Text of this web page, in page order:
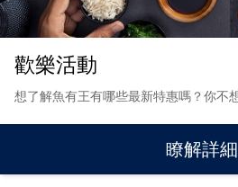
歡樂活動
想了解魚有王有哪些最新特惠嗎？你不
瞭解詳細